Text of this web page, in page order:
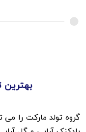
گروه تولد مارکت را